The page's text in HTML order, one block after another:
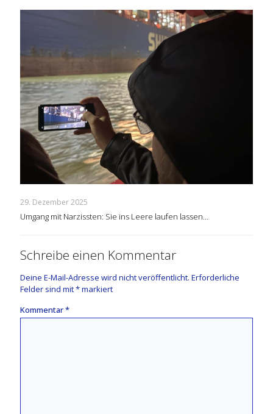
29. Dezember 2025
Umgang mit Narzissten: Sie ins Leere laufen lassen…
Schreibe einen Kommentar
Deine E-Mail-Adresse wird nicht veröffentlicht. Erforderliche
Felder sind mit*markiert
Kommentar*